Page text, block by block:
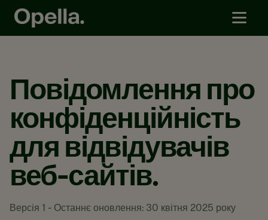
Повідомлення про
конфіденційність
для відвідувачів
веб-сайтів.
Версія 1 - Останнє оновлення: 30 квітня 2025 року